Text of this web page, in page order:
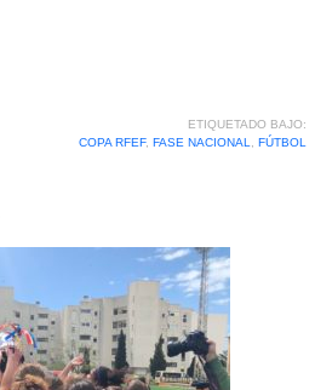
ETIQUETADO BAJO:
COPA RFEF, FASE NACIONAL, FÚTBOL